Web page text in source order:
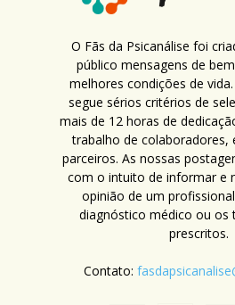
O Fãs da Psicanálise foi
público mensagens de
melhores condições de
segue sérios critérios de
mais de 12 horas de
trabalho de colaboradores,
parceiros. As nossas
com o intuito de informar e
opinião de um
diagnóstico médico ou os
prescritos.
Contato: